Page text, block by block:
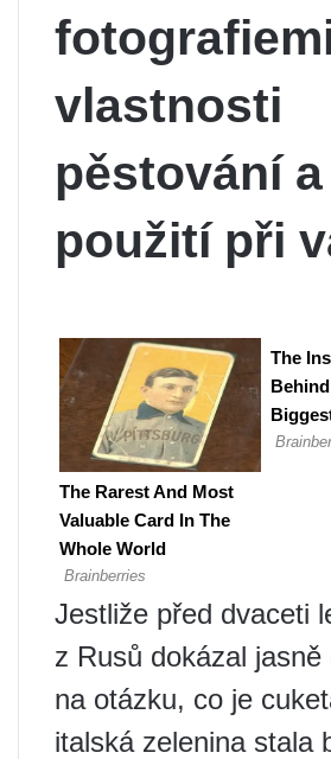
vlastnosti
pěstování a
použití při
Jestliže před dvaceti
z Rusů dokázal jasně
na otázku, co je
italská zelenina stala